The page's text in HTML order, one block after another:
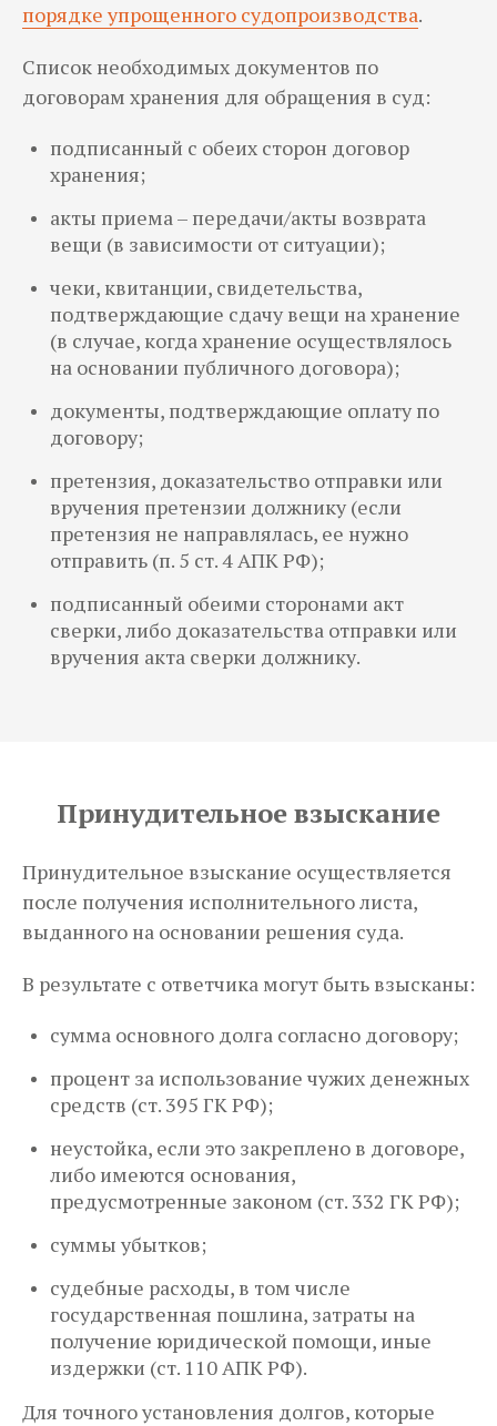
порядке упрощенного судопроизводства.
Список необходимых документов по
договорам хранения для обращения в суд:
подписанный с обеих сторон договор
хранения;
акты приема – передачи/акты возврата
вещи (в зависимости от ситуации);
чеки, квитанции, свидетельства,
подтверждающие сдачу вещи на хранение
(в случае, когда хранение осуществлялось
на основании публичного договора);
документы, подтверждающие оплату по
договору;
претензия, доказательство отправки или
вручения претензии должнику (если
претензия не направлялась, ее нужно
отправить (п. 5 ст. 4 АПК РФ);
подписанный обеими сторонами акт
сверки, либо доказательства отправки или
вручения акта сверки должнику.
Принудительное взыскание
Принудительное взыскание осуществляется
после получения исполнительного листа,
выданного на основании решения суда.
В результате с ответчика могут быть взысканы:
сумма основного долга согласно договору;
процент за использование чужих денежных
средств (ст. 395 ГК РФ);
неустойка, если это закреплено в договоре,
либо имеются основания,
предусмотренные законом (ст. 332 ГК РФ);
суммы убытков;
судебные расходы, в том числе
государственная пошлина, затраты на
получение юридической помощи, иные
издержки (ст. 110 АПК РФ).
Для точного установления долгов, которые